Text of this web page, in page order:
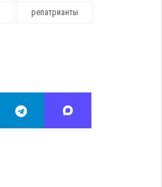
репатрианты